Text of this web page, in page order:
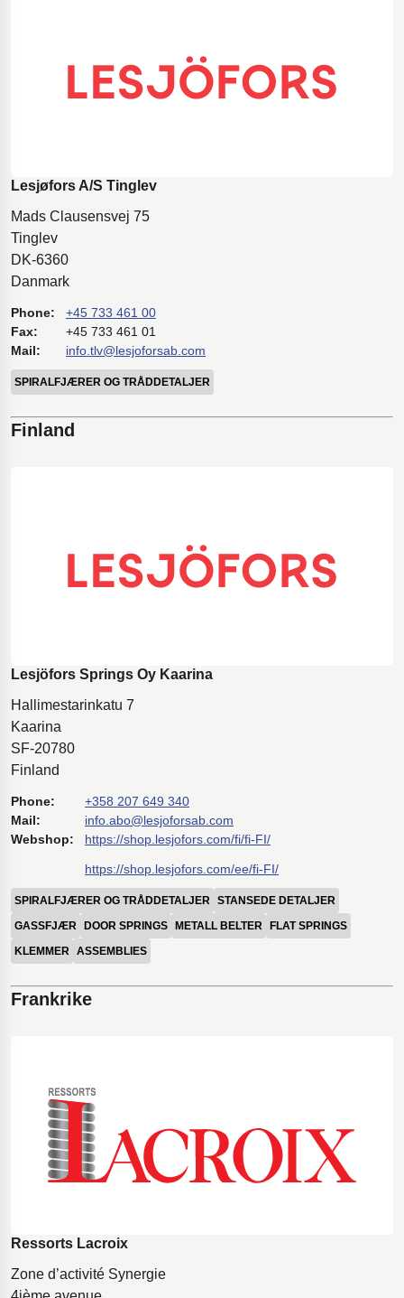
Lesjøfors A/S Tinglev
Mads Clausensvej 75
Tinglev
DK-6360
Danmark
Phone:
+45 733 461 00
Fax:
+45 733 461 01
Mail:
info.tlv@lesjoforsab.com
SPIRALFJÆRER OG TRÅDDETALJER
Finland
Lesjöfors Springs Oy Kaarina
Hallimestarinkatu 7
Kaarina
SF-20780
Finland
Phone:
+358 207 649 340
Mail:
info.abo@lesjoforsab.com
Webshop:
https://shop.lesjofors.com/fi/fi-FI/
https://shop.lesjofors.com/ee/fi-FI/
SPIRALFJÆRER OG TRÅDDETALJER STANSEDE DETALJER
GASSFJÆR
DOOR SPRINGS METALL BELTER
FLAT SPRINGS
KLEMMER ASSEMBLIES
Frankrike
Ressorts Lacroix
Zone d’activité Synergie